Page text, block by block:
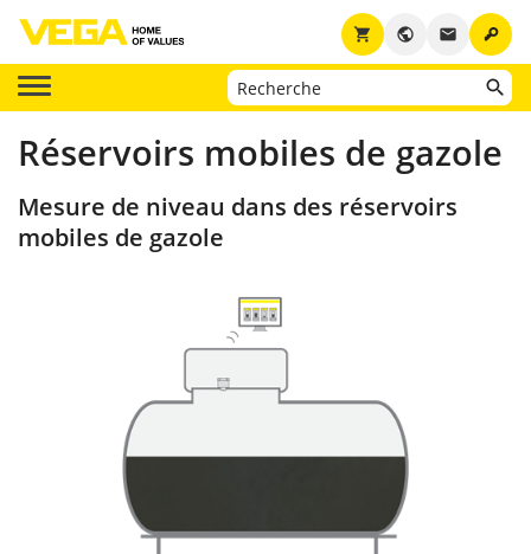
key
email
public
shopping_cart
Réservoirs mobiles de gazole
Mesure de niveau dans des réservoirs
mobiles de gazole